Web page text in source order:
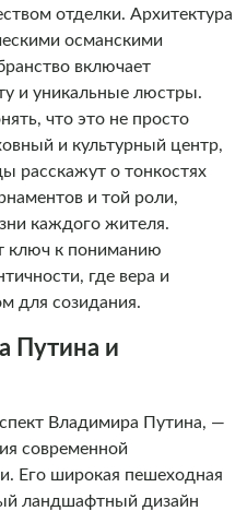
отделки. Архитектура
османскими
включает
и уникальные люстры.
что это не просто
и культурный центр,
расскажут о тонкостях
и той роли,
каждого жителя.
ключ к пониманию
где вера и
для созидания.
Путина и
Владимира Путина, —
современной
Его широкая пешеходная
ландшафтный дизайн